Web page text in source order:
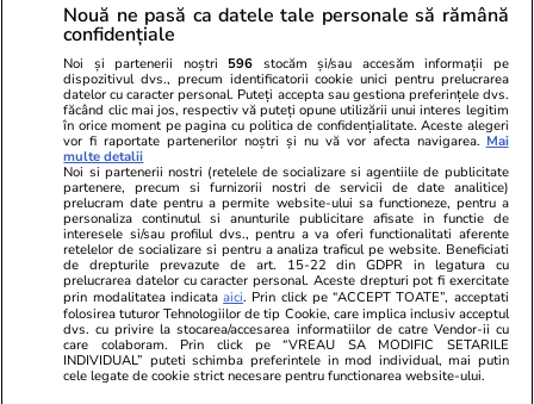
ZiaruldeIasi.ro
Motivul interesant pentru care o
elevă din rural cu o medie de top
la Evaluarea Națională a ales un
liceu tehnologic. „Este o
nebuloasă și pentru noi”
Fanatik.ro
Marius
Ratarea
de la Auda
ULTIMELE ȘTIRI
Infrastructura 30 iul.
Avertisment de la Ministerul Transporturilor:
Oprirea investițiilor riscă să transforme
Nouă ne pasă ca datele tale personale să rămână
confidențiale
Noi și partenerii noștri 596 stocăm și/sau accesăm informații pe
dispozitivul dvs., precum identificatorii cookie unici pentru prelucrarea
datelor cu caracter personal. Puteți accepta sau gestiona preferințele dvs.
făcând clic mai jos, respectiv vă puteți opune utilizării unui interes legitim
în orice moment pe pagina cu politica de confidențialitate. Aceste alegeri
vor fi raportate partenerilor noștri și nu vă vor afecta navigarea. Mai
multe detalii
Noi si partenerii nostri (retelele de socializare si agentiile de publicitate
partenere, precum si furnizorii nostri de servicii de date analitice)
prelucram date pentru a permite website-ului sa functioneze, pentru a
personaliza continutul si anunturile publicitare afisate in functie de
interesele si/sau profilul dvs., pentru a va oferi functionalitati aferente
retelelor de socializare si pentru a analiza traficul pe website. Beneficiati
de drepturile prevazute de art. 15-22 din GDPR in legatura cu
prelucrarea datelor cu caracter personal. Aceste drepturi pot fi exercitate
prin modalitatea indicataaici. Prin click pe “ACCEPT TOATE”, acceptati
folosirea tuturor Tehnologiilor de tip Cookie, care implica inclusiv acceptul
dvs. cu privire la stocarea/accesarea informatiilor de catre Vendor-ii cu
care colaboram. Prin click pe “VREAU SA MODIFIC SETARILE
INDIVIDUAL” puteti schimba preferintele in mod individual, mai putin
cele legate de cookie strict necesare pentru functionarea website-ului.